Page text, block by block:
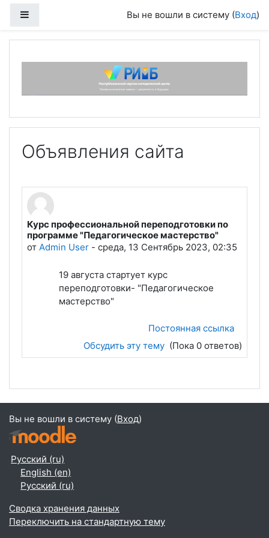
Вы не вошли в систему (Вход)
Объявления сайта
Курс профессиональной переподготовки по
программе "Педагогическое мастерство"
от Admin User - среда, 13 Сентябрь 2023, 02:35
19 августа стартует курс
переподготовки- "Педагогическое
мастерство"
Постоянная ссылка
Обсудить эту тему (Пока 0 ответов)
Вы не вошли в систему (Вход)
Русский ‎(ru)‎
English ‎(en)‎
Русский ‎(ru)‎
Сводка хранения данных
Переключить на стандартную тему